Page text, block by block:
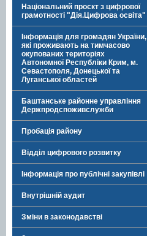
Національний проєкт з цифрової
грамотності "Дія.Цифрова освіта"
Інформація для громадян України,
які проживають на тимчасово
окупованих територіях
Автономної Республіки Крим, м.
Севастополя, Донецької та
Луганської областей
Баштанське районне управління
Держпродспоживслужби
Пробація району
Відділ цифрового розвитку
Інформація про публічні закупівлі
Внутрішній аудит
Зміни в законодавстві